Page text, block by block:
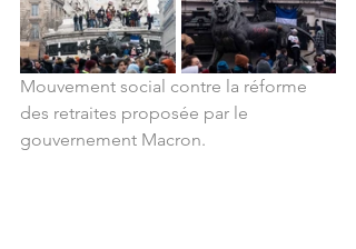
Mouvement social contre la réforme
des retraites proposée par le
gouvernement Macron.